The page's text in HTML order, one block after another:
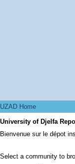
UZAD Home
University of Djelfa
Bienvenue sur le dépot
Select a community to